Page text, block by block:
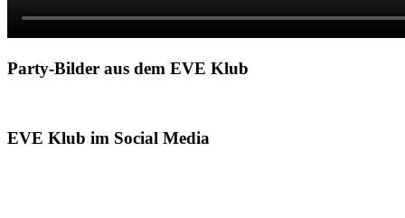
Party-Bilder aus dem EVE Klub
EVE Klub im Social Media